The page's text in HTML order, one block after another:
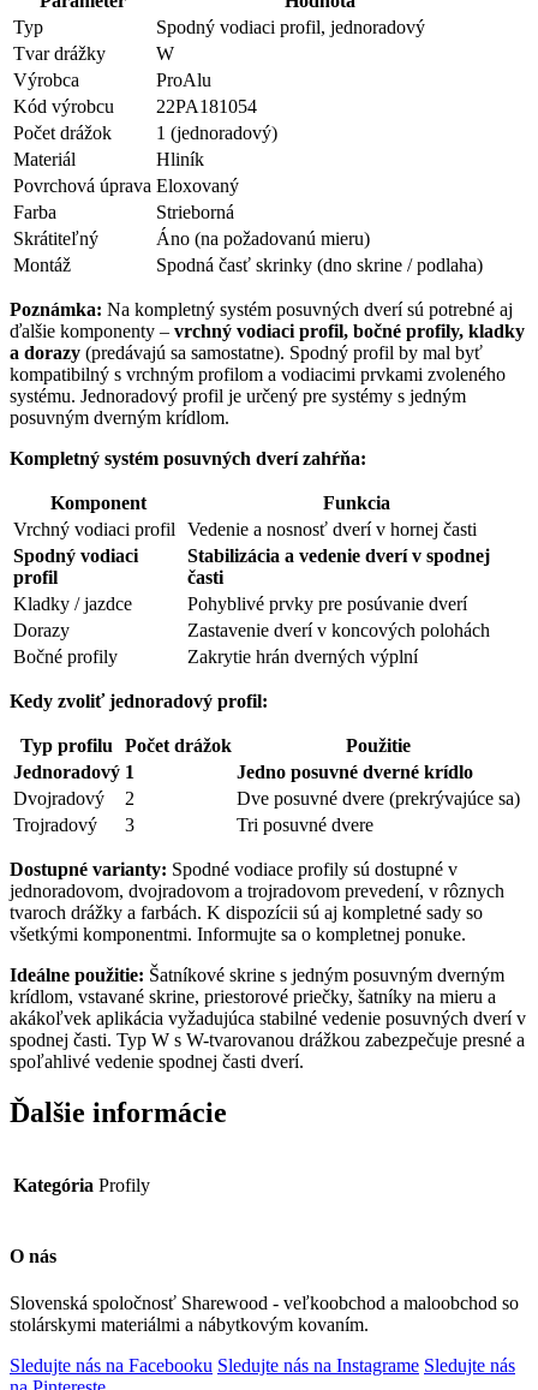
Typ
Spodný vodiaci profil, jednoradový
Tvar drážky
W
Výrobca
ProAlu
Kód výrobcu
22PA181054
Počet drážok
1 (jednoradový)
Materiál
Hliník
Povrchová úprava Eloxovaný
Farba
Strieborná
Skrátiteľný
Áno (na požadovanú mieru)
Montáž
Spodná časť skrinky (dno skrine / podlaha)
Poznámka: Na kompletný systém posuvných dverí sú potrebné aj
ďalšie komponenty – vrchný vodiaci profil, bočné profily, kladky
a dorazy (predávajú sa samostatne). Spodný profil by mal byť
kompatibilný s vrchným profilom a vodiacimi prvkami zvoleného
systému. Jednoradový profil je určený pre systémy s jedným
posuvným dverným krídlom.
Kompletný systém posuvných dverí zahŕňa:
Komponent
Funkcia
Vrchný vodiaci profil
Vedenie a nosnosť dverí v hornej časti
Spodný vodiaci
profil
Stabilizácia a vedenie dverí v spodnej
časti
Kladky / jazdce
Pohyblivé prvky pre posúvanie dverí
Dorazy
Zastavenie dverí v koncových polohách
Bočné profily
Zakrytie hrán dverných výplní
Kedy zvoliť jednoradový profil:
Typ profilu Počet drážok
Použitie
Jednoradový 1
Jedno posuvné dverné krídlo
Dvojradový
2
Dve posuvné dvere (prekrývajúce sa)
Trojradový
3 Tri posuvné dvere
Dostupné varianty: Spodné vodiace profily sú dostupné v
jednoradovom, dvojradovom a trojradovom prevedení, v rôznych
tvaroch drážky a farbách. K dispozícii sú aj kompletné sady so
všetkými komponentmi. Informujte sa o kompletnej ponuke.
Ideálne použitie: Šatníkové skrine s jedným posuvným dverným
krídlom, vstavané skrine, priestorové priečky, šatníky na mieru a
akákoľvek aplikácia vyžadujúca stabilné vedenie posuvných dverí v
spodnej časti. Typ W s W-tvarovanou drážkou zabezpečuje presné a
spoľahlivé vedenie spodnej časti dverí.
Ďalšie informácie
Kategória Profily
O nás
Slovenská spoločnosť Sharewood - veľkoobchod a maloobchod so
stolárskymi materiálmi a nábytkovým kovaním.
Sledujte nás na Facebooku Sledujte nás na Instagrame Sledujte nás